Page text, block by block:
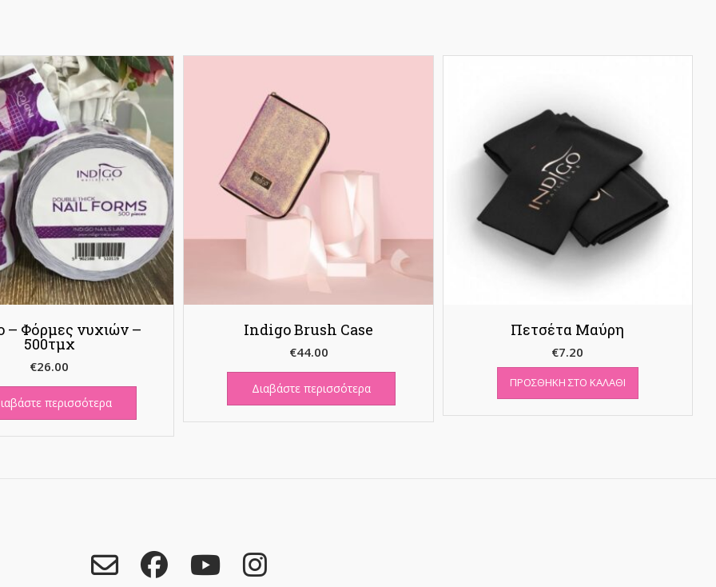
– Φόρμες νυχιών –
500τμχ
€26.00
περισσότερα
Indigo Brush Case
€44.00
Διαβάστε περισσότερα
Πετσέτα Μαύρη
€7.20
ΠΡΟΣΘΉΚΗ ΣΤΟ ΚΑΛΆΘΙ